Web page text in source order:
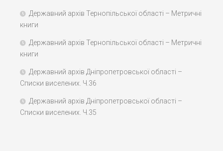
Державний архів Тернопільської області – Метричні
книги
Державний архів Тернопільської області – Метричні
книги
Державний архів Дніпропетровської області –
Списки виселених. Ч.36
Державний архів Дніпропетровської області –
Списки виселених. Ч.35